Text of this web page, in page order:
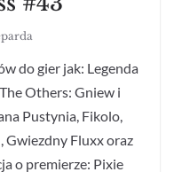
do gier jak: Legenda
Others: Gniew i
Pustynia, Fikolo,
Gwiezdny Fluxx oraz
o premierze: Pixie